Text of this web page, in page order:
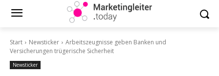
Start Newsticker
Arbeitszeugnisse geben Banken und
Versicherungen trügerische Sicherheit
Newsticker